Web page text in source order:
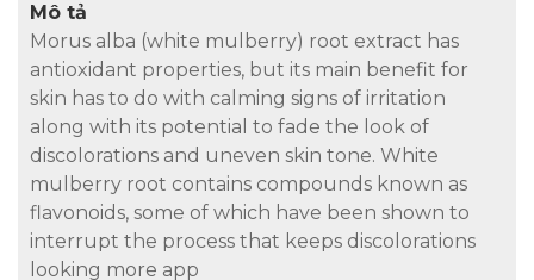
Mô tả
Morus alba (white mulberry) root extract has
antioxidant properties, but its main benefit for
skin has to do with calming signs of irritation
along with its potential to fade the look of
discolorations and uneven skin tone. White
mulberry root contains compounds known as
flavonoids, some of which have been shown to
interrupt the process that keeps discolorations
looking more app